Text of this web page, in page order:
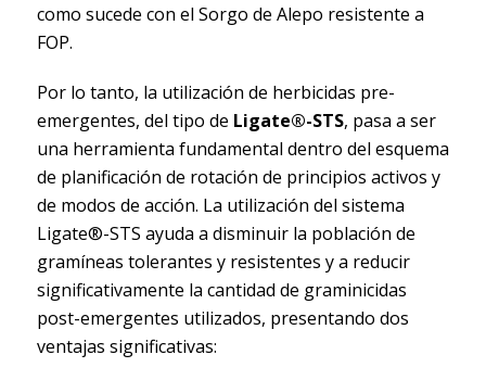
como sucede con el Sorgo de Alepo resistente a
FOP.
Por lo tanto, la utilización de herbicidas pre-
emergentes, del tipo de Ligate®-STS, pasa a ser
una herramienta fundamental dentro del esquema
de planificación de rotación de principios activos y
de modos de acción. La utilización del sistema
Ligate®-STS ayuda a disminuir la población de
gramíneas tolerantes y resistentes y a reducir
significativamente la cantidad de graminicidas
post-emergentes utilizados, presentando dos
ventajas significativas: